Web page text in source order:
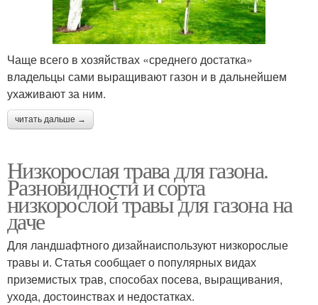
Чаще всего в хозяйствах «среднего достатка»
владельцы сами выращивают газон и в дальнейшем
ухаживают за ним.
читать дальше →
Низкорослая трава для газона.
Разновидности и сорта
низкорослой травы для газона на
даче
Для ландшафтного дизайнаиспользуют низкорослые
травы и. Статья сообщает о популярных видах
приземистых трав, способах посева, выращивания,
ухода, достоинствах и недостатках.